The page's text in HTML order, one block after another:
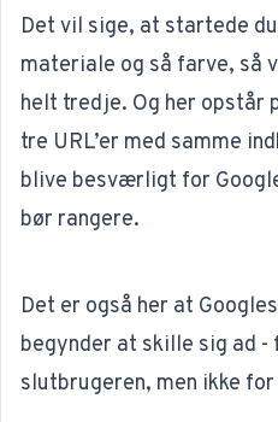
Det vil sige, at startede
materiale og så farve, så
helt tredje. Og her opstår
tre URL’er med samme
blive besværligt for
bør rangere.
Det er også her at
begynder at skille sig ad
slutbrugeren, men ikke for